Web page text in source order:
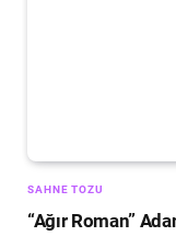
SAHNE TOZU
“Ağır Roman”